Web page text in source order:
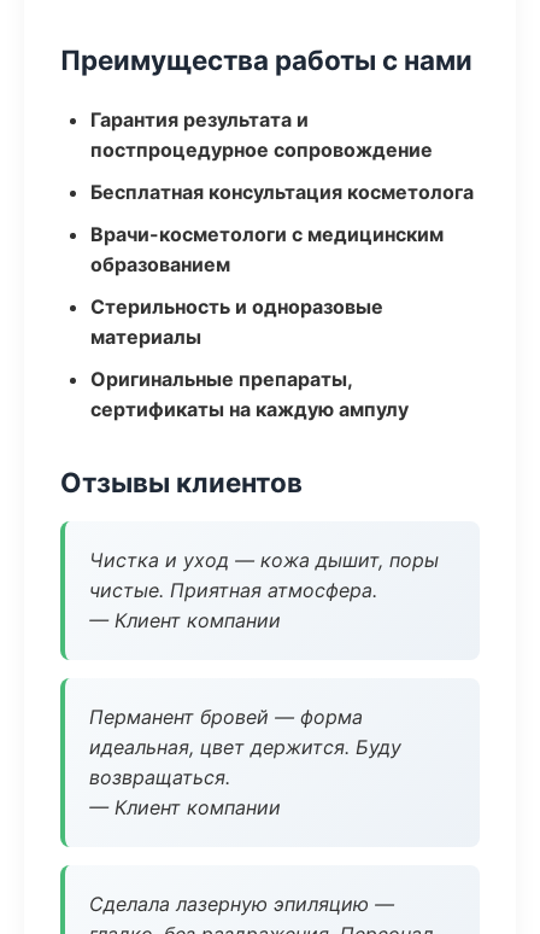
Преимущества работы с нами
Гарантия результата и
постпроцедурное сопровождение
Бесплатная консультация косметолога
Врачи-косметологи с медицинским
образованием
Стерильность и одноразовые
материалы
Оригинальные препараты,
сертификаты на каждую ампулу
Отзывы клиентов
Чистка и уход — кожа дышит, поры
чистые. Приятная атмосфера.
— Клиент компании
Перманент бровей — форма
идеальная, цвет держится. Буду
возвращаться.
— Клиент компании
Сделала лазерную эпиляцию —